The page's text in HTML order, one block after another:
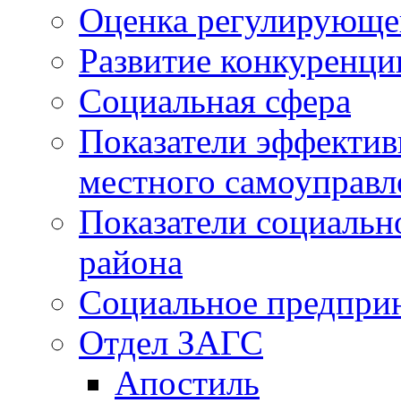
Оценка
Развитие
Социальная сфера
Показатели
местного
Показатели
района
Социальное
Отдел ЗАГС
Апостиль